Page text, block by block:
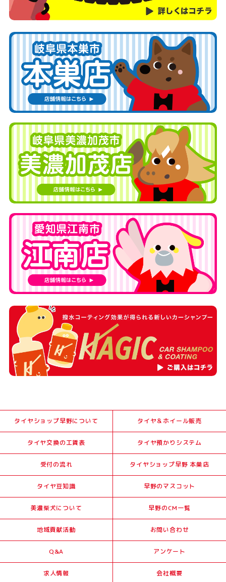
タイヤショップ早野について タイヤ＆ホイール販売
タイヤ交換の工賃表 タイヤ預かりシステム
受付の流れ タイヤショップ早野 本巣店
タイヤ豆知識 早野のマスコット
美濃柴犬について 早野のCM一覧
地域貢献活動 お問い合わせ
Q&A アンケート
求人情報 会社概要